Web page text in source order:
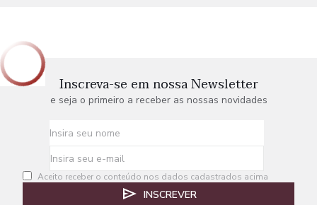
Inscreva-se em nossa Newsletter
e seja o primeiro a receber as nossas novidades
Aceito receber o conteúdo nos dados cadastrados acima
INSCREVER